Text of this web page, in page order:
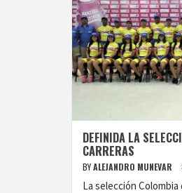
DEFINIDA LA
CARRERAS
BYALEJANDRO MUNEVAR
La selección